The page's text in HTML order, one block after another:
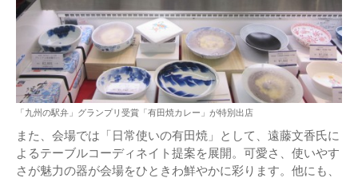
「九州の駅弁」グランプリ受賞「有田焼カレー」が特別出店
また、会場では「日常使いの有田焼」として、遠藤文香氏に
よるテーブルコーディネイト提案を展開。可愛さ、使いやす
さが魅力の器が会場をひときわ鮮やかに彩ります。他にも、